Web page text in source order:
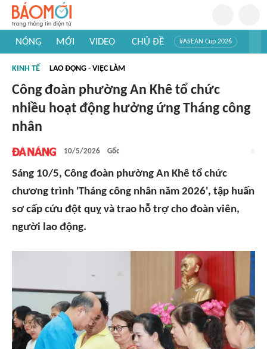
NÓNG MỚI VIDEO CHỦ ĐỀ #ASEAN Cup 2026
#Khám phá thế giới
KINH TẾ LAO ĐỘNG - VIỆC LÀM
Công đoàn phường An Khê tổ chức
nhiều hoạt động hưởng ứng Tháng công
nhân
10/5/2026 Gốc
Sáng 10/5, Công đoàn phường An Khê tổ chức
chương trình 'Tháng công nhân năm 2026', tập huấn
sơ cấp cứu đột quỵ và trao hỗ trợ cho đoàn viên,
người lao động.